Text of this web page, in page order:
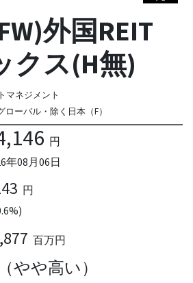
外国REIT
クス(H無)
マネジメント
ローバル・除く日本（F）
円
年08月06日
円
百万円
やや高い）